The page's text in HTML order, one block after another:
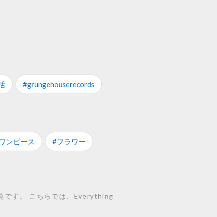
#grungehouserecords
ンピース #フラワー
です。 こちらでは、Everything